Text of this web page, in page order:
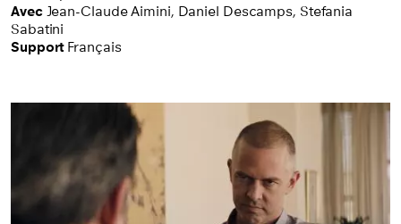
permettent au public de voir ou revoir des films du
patrimoine – la plupart en version restaurée – et des
films contemporains primés. Des sélections à
Avec Jean-Claude Aimini, Daniel Descamps, Stefania
Sabatini
Support Français